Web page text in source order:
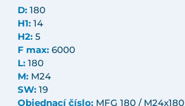
D: 180
H1: 14
H2: 5
F max: 6000
L: 180
M: M24
SW: 19
Objednací číslo: MFG 180 / M24x180